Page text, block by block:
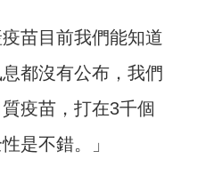
苗目前我們能知道
都沒有公布，我們
疫苗，打在3千個
是不錯。」